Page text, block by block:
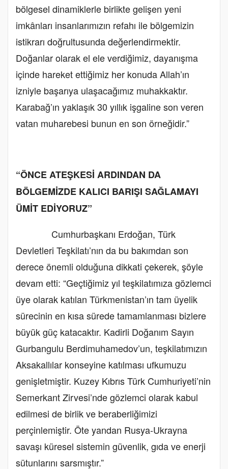
bölgesel dinamiklerle birlikte gelişen yeni
imkânları insanlarımızın refahı ile bölgemizin
istikrarı doğrultusunda değerlendirmektir.
Doğanlar olarak el ele verdiğimiz, dayanışma
içinde hareket ettiğimiz her konuda Allah’ın
izniyle başarıya ulaşacağımız muhakkaktır.
Karabağ’ın yaklaşık 30 yıllık işgaline son veren
vatan muharebesi bunun en son örneğidir.”
“ÖNCE ATEŞKESİ ARDINDAN DA
BÖLGEMİZDE KALICI BARIŞI SAĞLAMAYI
ÜMİT EDİYORUZ”
Cumhurbaşkanı Erdoğan, Türk
Devletleri Teşkilatı’nın da bu bakımdan son
derece önemli olduğuna dikkati çekerek, şöyle
devam etti: “Geçtiğimiz yıl teşkilatımıza gözlemci
üye olarak katılan Türkmenistan’ın tam üyelik
sürecinin en kısa sürede tamamlanması bizlere
büyük güç katacaktır. Kadirli Doğanım Sayın
Gurbangulu Berdimuhamedov’un, teşkilatımızın
Aksakallılar konseyine katılması ufkumuzu
genişletmiştir. Kuzey Kıbrıs Türk Cumhuriyeti’nin
Semerkant Zirvesi’nde gözlemci olarak kabul
edilmesi de birlik ve beraberliğimizi
perçinlemiştir. Öte yandan Rusya-Ukrayna
savaşı küresel sistemin güvenlik, gıda ve enerji
sütunlarını sarsmıştır.”